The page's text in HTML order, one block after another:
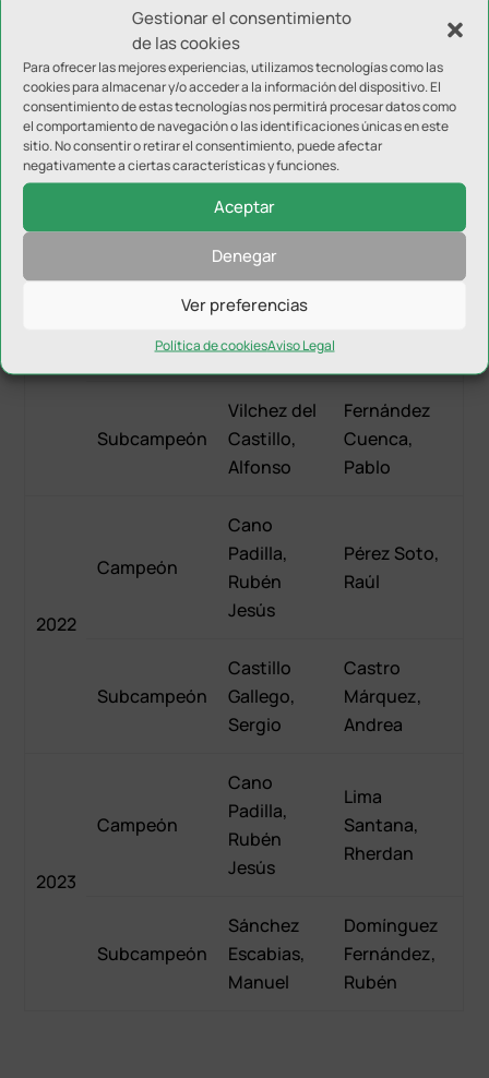
Gestionar el consentimiento
de las cookies
Para ofrecer las mejores experiencias, utilizamos tecnologías como las
cookies para almacenar y/o acceder a la información del dispositivo. El
consentimiento de estas tecnologías nos permitirá procesar datos como
el comportamiento de navegación o las identificaciones únicas en este
sitio. No consentir o retirar el consentimiento, puede afectar
negativamente a ciertas características y funciones.
Aceptar
Denegar
Ver preferencias
Política de cookiesAviso Legal
2018
Campeón
Barruz
Serrano,
Antonio
Ángel
Fernández
Pablo
Subcampeón
González
García,
Francisco
Bazo
Castillo,
Barruz
Serrano,
Ángel
Jiménez
Subcampeón
Vilchez del
Castillo,
Alfonso
Fernández
Cuenca,
Pablo
2022
Campeón
Cano
Padilla,
Rubén
Jesús
Pérez Soto,
Raúl
Subcampeón
Castillo
Gallego,
Sergio
Castro
Márquez,
Andrea
2023
Campeón
Cano
Padilla,
Rubén
Jesús
Lima
Santana,
Rherdan
Subcampeón
Sánchez
Escabias,
Manuel
Domínguez
Fernández,
Rubén